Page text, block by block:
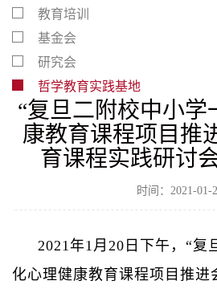
教育培训
基金会
研究会
哲学教育实践基地
“复旦二附校中小学
康教育课程项目推
育课程实践研讨
时间：2021-01-
2021年1月20日下午，“复
化心理健康教育课程项目推进